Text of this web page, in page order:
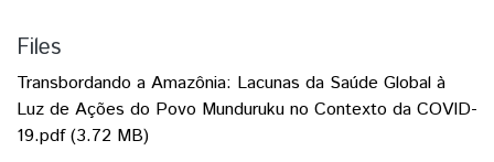
Files
Transbordando a Amazônia: Lacunas da Saúde Global à
Luz de Ações do Povo Munduruku no Contexto da COVID-
19.pdf(3.72 MB)